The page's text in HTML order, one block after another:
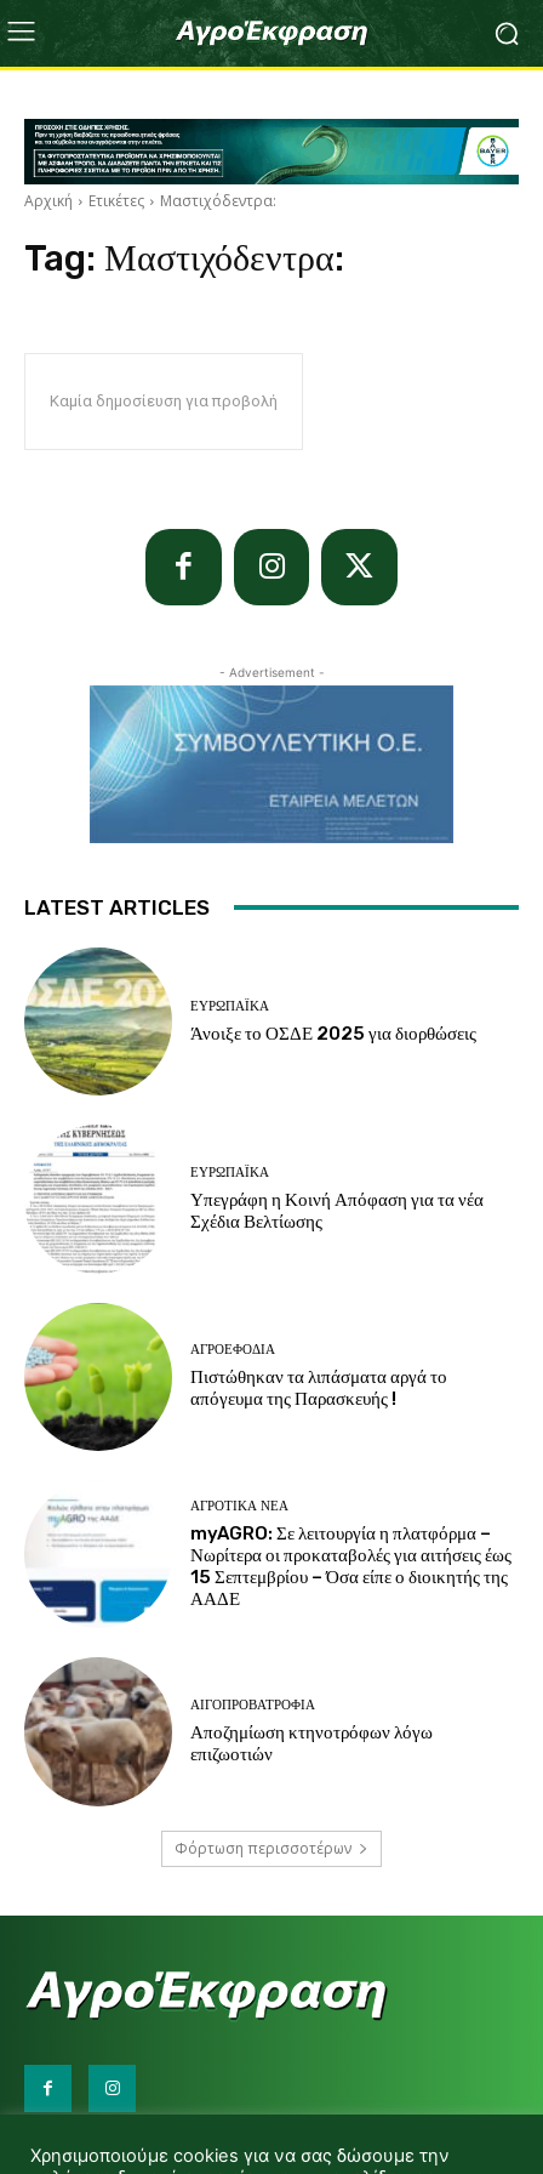
Αρχική Ετικέτες Μαστιχόδεντρα:
Tag: Μαστιχόδεντρα:
Καμία δημοσίευση για προβολή
- Advertisement -
LATEST ARTICLES
ΕΥΡΩΠΑΪΚΆ
Άνοιξε το ΟΣΔΕ 2025 για διορθώσεις
ΕΥΡΩΠΑΪΚΆ
Υπεγράφη η Κοινή Απόφαση για τα νέα
Σχέδια Βελτίωσης
ΑΓΡΟΕΦΌΔΙΑ
Πιστώθηκαν τα λιπάσματα αργά το
απόγευμα της Παρασκευής !
ΑΓΡΟΤΙΚΆ ΝΈΑ
myAGRO: Σε λειτουργία η πλατφόρμα –
Νωρίτερα οι προκαταβολές για αιτήσεις έως
15 Σεπτεμβρίου – Όσα είπε ο διοικητής της
ΑΑΔΕ
ΑΙΓΟΠΡΟΒΑΤΡΟΦΊΑ
Αποζημίωση κτηνοτρόφων λόγω
επιζωοτιών
Φόρτωση περισσοτέρων
d.makas@yahoo.gr
Χρησιμοποιούμε cookies για να σας δώσουμε την